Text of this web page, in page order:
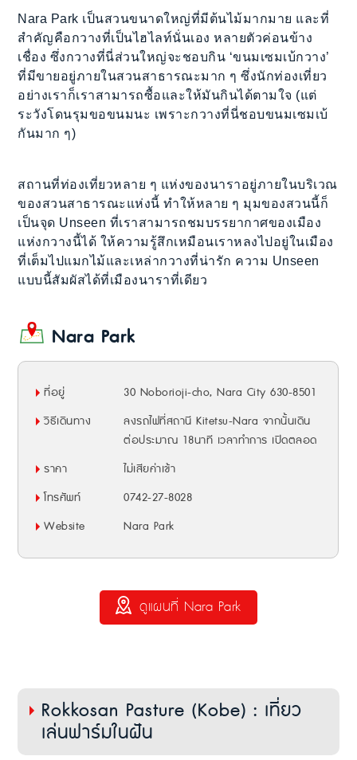
Nara Park เป็นสวนขนาดใหญ่ที่มีต้นไม้มากมาย และที่
สำคัญคือกวางที่เป็นไฮไลท์นั่นเอง หลายตัวค่อนข้าง
เชื่อง ซึ่งกวางที่นี่ส่วนใหญ่จะชอบกิน ‘ขนมเซมเบ้กวาง’
ที่มีขายอยู่ภายในสวนสาธารณะมาก ๆ ซึ่งนักท่องเที่ยว
อย่างเราก็เราสามารถซื้อและให้มันกินได้ตามใจ (แต่
ระวังโดนรุมขอขนมนะ เพราะกวางที่นี่ชอบขนมเซมเบ้
กันมาก ๆ)
สถานที่ท่องเที่ยวหลาย ๆ แห่งของนาราอยู่ภายในบริเวณ
ของสวนสาธารณะแห่งนี้ ทำให้หลาย ๆ มุมของสวนนี้ก็
เป็นจุด Unseen ที่เราสามารถชมบรรยากาศของเมือง
แห่งกวางนี้ได้ ให้ความรู้สึกเหมือนเราหลงไปอยู่ในเมือง
ที่เต็มไปแมกไม้และเหล่ากวางที่น่ารัก ความ Unseen
แบบนี้สัมผัสได้ที่เมืองนาราที่เดียว
Nara Park
ที่อยู่
30 Noborioji-cho, Nara City 630-8501
วิธีเดินทาง
ลงรถไฟที่สถานี Kitetsu-Nara จากนั้นเดิน
ต่อประมาณ 18นาที เวลาทำการ เปิดตลอด
ราคา
ไม่เสียค่าเข้า
โทรศัพท์
0742-27-8028
Website
Nara Park
ดูแผนที่ Nara Park
Rokkosan Pasture (Kobe) : เที่ยว
เล่นฟาร์มในฝัน